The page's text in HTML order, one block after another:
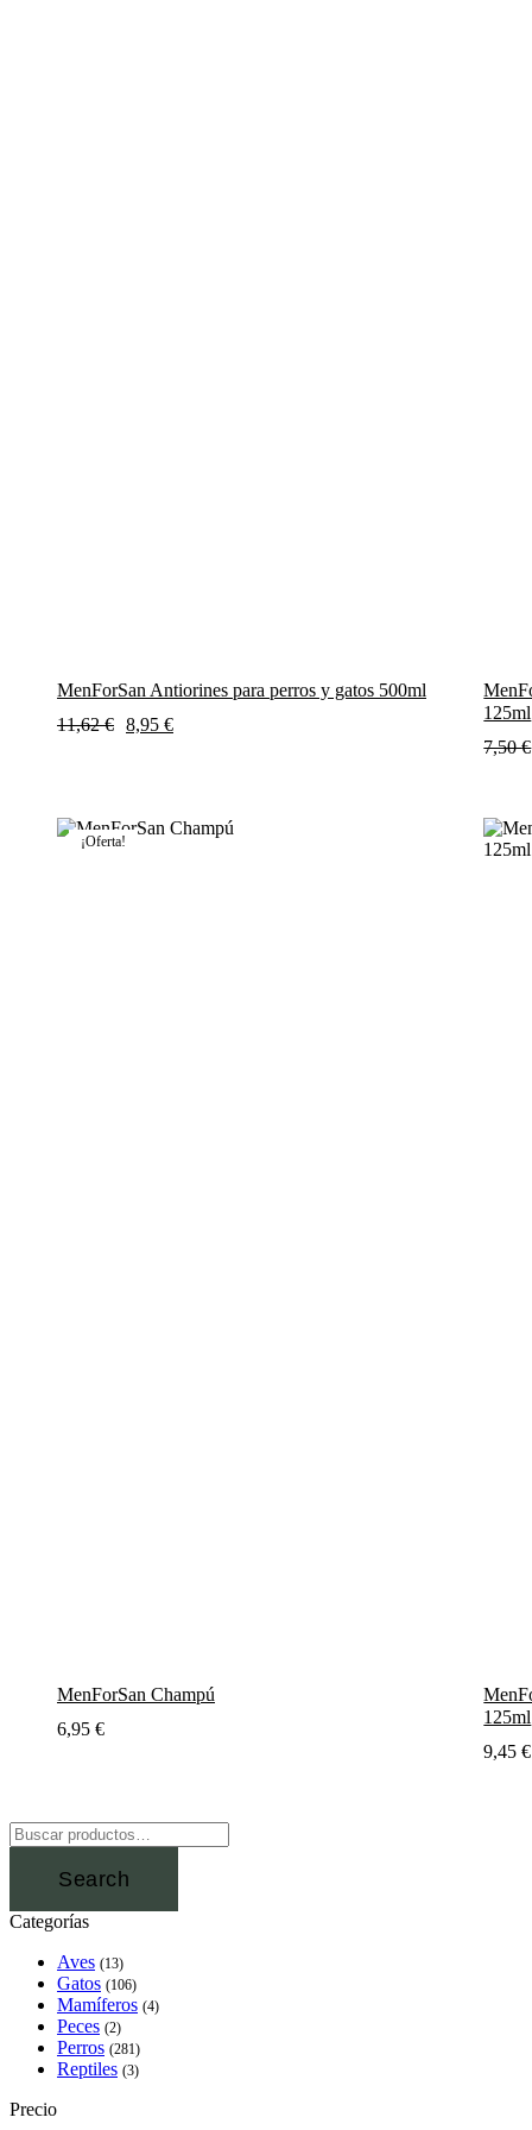
MenForSan Antiorines para perros y gatos 500ml
11,62€ 8,95 €
125ml
7,50€
¡Oferta!
MenForSan Champú
6,95 €
125ml
9,45€
Search
Categorías
Aves (13)
Gatos (106)
Mamíferos (4)
Peces (2)
Perros (281)
Reptiles (3)
Precio